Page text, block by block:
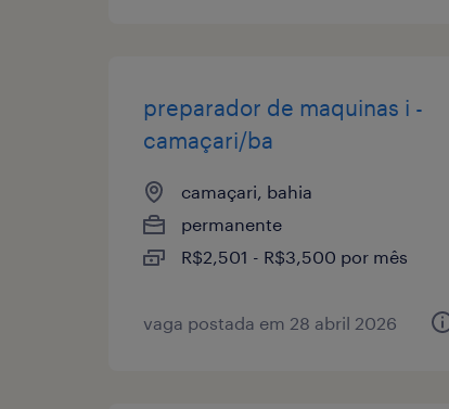
preparador de maquinas i -
camaçari/ba
camaçari, bahia
permanente
R$2,501 - R$3,500 por mês
vaga postada em 28 abril 2026